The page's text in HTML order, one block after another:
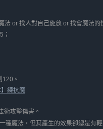
法 or 找人對自己施放 or 找會魔法的
；
。
】練抗魔
術攻擊傷害。
種魔法，但其產生的效果卻總是有輕